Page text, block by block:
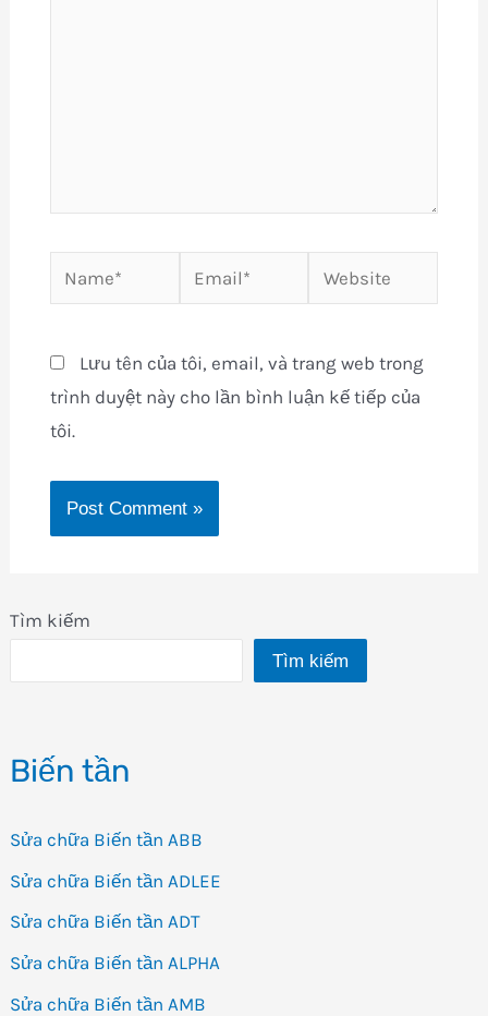
Tìm kiếm
Tìm kiếm
Biến tần
Sửa chữa Biến tần ABB
Sửa chữa Biến tần ADLEE
Sửa chữa Biến tần ADT
Sửa chữa Biến tần ALPHA
Sửa chữa Biến tần AMB
Name* Email* Website
Lưu tên của tôi, email, và trang web trong
trình duyệt này cho lần bình luận kế tiếp của
tôi.